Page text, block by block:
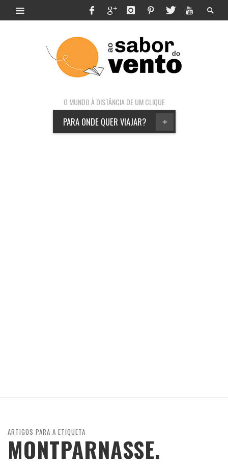
O MUNDO À DISTÂNCIA DE UM CLIQUE
+
PARA ONDE QUER VIAJAR?
ARTIGOS PARA A ETIQUETA
MONTPARNASSE.